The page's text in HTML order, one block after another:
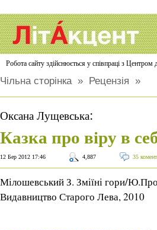
Робота сайту здійснюється у співпраці з
Чільна сторінка» Рецензія »
Оксана Лущевська:
Казка про віру в
12 Бер 2012 17:46 4,887 35
Мілошевський З. Зміїні гори/
Видавництво Старого Лева, 2010